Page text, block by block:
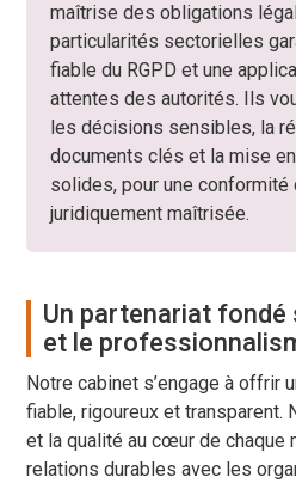
maîtrise des obligations
particularités sectorielles
fiable du RGPD et une
attentes des autorités. Ils
les décisions sensibles, la
documents clés et la mise
solides, pour une conformité
juridiquement maîtrisée.
Un partenariat fondé
et le
Notre cabinet s’engage à offrir
fiable, rigoureux et transparent.
et la qualité au cœur de chaque
relations durables avec les